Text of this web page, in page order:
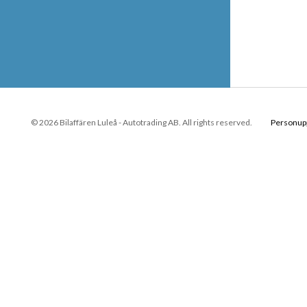
© 2026 Bilaffären Luleå - Autotrading AB. All rights reserved.